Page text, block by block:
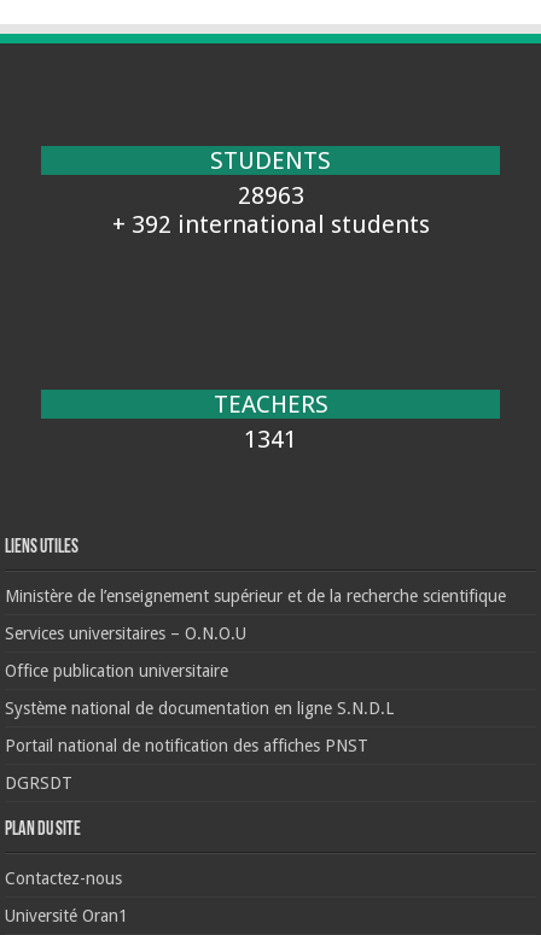
STUDENTS
28963
+ 392 international students
TEACHERS
1341
Liens Utiles
Ministère de l’enseignement supérieur et de la recherche scientifique
Services universitaires – O.N.O.U
Office publication universitaire
Système national de documentation en ligne S.N.D.L
Portail national de notification des affiches PNST
DGRSDT
Plan du site
Contactez-nous
Université Oran1